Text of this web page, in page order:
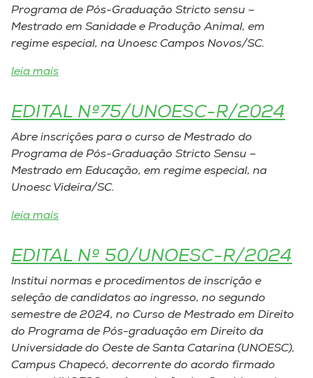
Internacionalização
I.nova
Diplomados
Cultura
CPA
Editora
Rádio
Museu
Programa de Pós-Graduação Stricto sensu –
Mestrado em Sanidade e Produção Animal, em
regime especial, na Unoesc Campos Novos/SC.
leia mais
EDITAL Nº75/UNOESC-R/2024
Abre inscrições para o curso de Mestrado do
Programa de Pós-Graduação Stricto Sensu –
Mestrado em Educação, em regime especial, na
Unoesc Videira/SC.
leia mais
EDITAL Nº 50/UNOESC-R/2024
Institui normas e procedimentos de inscrição e
seleção de candidatos ao ingresso, no segundo
semestre de 2024, no Curso de Mestrado em Direito
do Programa de Pós-graduação em Direito da
Universidade do Oeste de Santa Catarina (UNOESC),
Campus Chapecó, decorrente do acordo firmado